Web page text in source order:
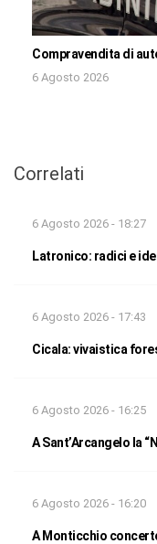
Compravendita di
6 Agosto 2026
Correlati
6 Agosto 2026 - 18:27
Latronico: radici e
6 Agosto 2026 - 17:43
Cicala: vivaistica
6 Agosto 2026 - 16:25
A Sant’Arcangelo la
6 Agosto 2026 - 16:20
A Monticchio